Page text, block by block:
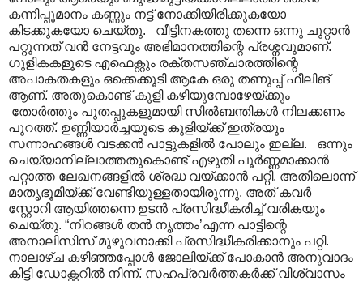
കന്നിപ്പൂമാനം കണ്ണും നട്ട് നോക്കിയിരിക്കുകയോ
കിടക്കുകയോ ചെയ്തു. വീട്ടിനകത്തു തന്നെ ഒന്നു ചുറ്റാൻ
പറ്റുന്നത് വൻ നേട്ടവും അഭിമാനത്തിന്റെ പ്രശ്നവുമാണ്.
ഗുളികകളൂടെ എഫെക്റ്റും രക്തസഞ്ചാരത്തിന്റെ
അപാകതകളും ഒക്കെക്കൂടി ആകേ ഒരു തണുപ്പ് ഫീലിങ്
ആണ്. അതുകൊണ്ട് കുളി കഴിയുമ്പോഴേയ്ക്കും
തോർത്തും പുതപ്പുകളുമായി സിൽബന്തികൾ നിലക്കണം
പുറത്ത്. ഉണ്ണിയാർച്ചയുടെ കുളിയ്ക്ക് ഇത്രയും
സന്നാഹങ്ങൾ വടക്കൻ പാട്ടുകളിൽ പോലും ഇല്ല. ഒന്നും
ചെയ്യാനില്ലാത്തതുകൊണ്ട് എഴുതി പൂർണ്ണമാക്കാൻ
പറ്റാത്ത ലേഖനങ്ങളിൽ ശ്രദ്ധ വയ്ക്കാൻ പറ്റി. അതിലൊന്ന്
മാതൃഭൂമിയ്ക്ക് വേണ്ടിയുള്ളതായിരുന്നു. അത് കവർ
സ്റ്റോറി ആയിത്തന്നെ ഉടൻ പ്രസിദ്ധീകരിച്ച് വരികയും
ചെയ്തു. “നിറങ്ങൾ തൻ നൃത്തം’എന്ന പാട്ടിന്റെ
അനാലിസിസ് മുഴുവനാക്കി പ്രസിദ്ധീകരിക്കാനും പറ്റി.
നാലാഴ്ച കഴിഞ്ഞപ്പോൾ ജോലിയ്ക്ക് പോകാൻ അനുവാദം
കിട്ടി ഡോക്റ്ററിൽ നിന്ന്. സഹപ്രവർത്തകർക്ക് വിശ്വാസം